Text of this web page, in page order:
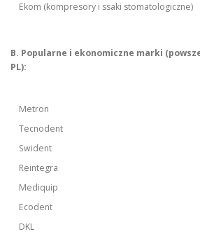
Ekom (kompresory i ssaki stomatologiczne)
B. Popularne i ekonomiczne marki
PL):
Metron
Tecnodent
Swident
Reintegra
Mediquip
Ecodent
DKL